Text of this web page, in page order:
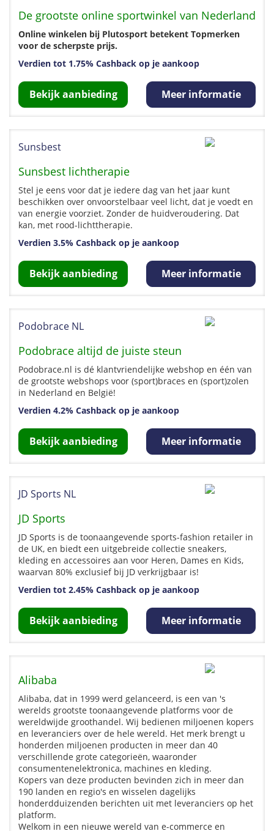
De grootste online sportwinkel van Nederland
Online winkelen bij Plutosport betekent Topmerken
voor de scherpste prijs.
Verdien tot 1.75% Cashback op je aankoop
Bekijk aanbieding Meer informatie
Sunsbest
Sunsbest lichtherapie
Stel je eens voor dat je iedere dag van het jaar kunt
beschikken over onvoorstelbaar veel licht, dat je voedt en
van energie voorziet. Zonder de huidveroudering. Dat
kan, met rood-lichttherapie.
Verdien 3.5% Cashback op je aankoop
Bekijk aanbieding Meer informatie
Podobrace NL
Podobrace altijd de juiste steun
Podobrace.nl is dé klantvriendelijke webshop en één van
de grootste webshops voor (sport)braces en (sport)zolen
in Nederland en België!
Verdien 4.2% Cashback op je aankoop
Bekijk aanbieding Meer informatie
JD Sports NL
JD Sports
JD Sports is de toonaangevende sports-fashion retailer in
de UK, en biedt een uitgebreide collectie sneakers,
kleding en accessoires aan voor Heren, Dames en Kids,
waarvan 80% exclusief bij JD verkrijgbaar is!
Verdien tot 2.45% Cashback op je aankoop
Bekijk aanbieding Meer informatie
Alibaba
Alibaba, dat in 1999 werd gelanceerd, is een van 's
werelds grootste toonaangevende platforms voor de
wereldwijde groothandel. Wij bedienen miljoenen kopers
en leveranciers over de hele wereld. Het merk brengt u
honderden miljoenen producten in meer dan 40
verschillende grote categorieën, waaronder
consumentenelektronica, machines en kleding.
Kopers van deze producten bevinden zich in meer dan
190 landen en regio's en wisselen dagelijks
honderdduizenden berichten uit met leveranciers op het
platform.
Welkom in een nieuwe wereld van e-commerce en